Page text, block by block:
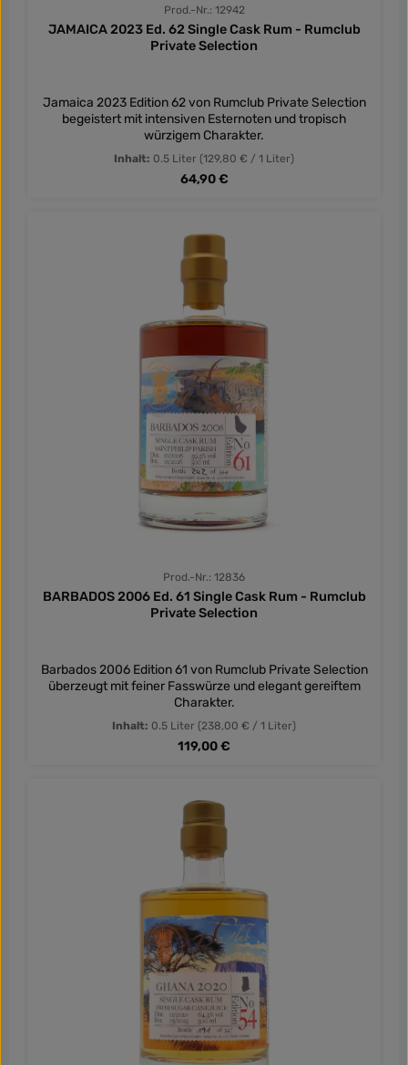
Prod.-Nr.: 12942
JAMAICA 2023 Ed. 62 Single Cask Rum - Rumclub
Private Selection
Jamaica 2023 Edition 62 von Rumclub Private Selection
begeistert mit intensiven Esternoten und tropisch
würzigem Charakter.
Inhalt: 0.5 Liter (129,80 € / 1 Liter)
Regulärer Preis:
64,90 €
Prod.-Nr.: 12836
BARBADOS 2006 Ed. 61 Single Cask Rum - Rumclub
Private Selection
Barbados 2006 Edition 61 von Rumclub Private Selection
überzeugt mit feiner Fasswürze und elegant gereiftem
Charakter.
Inhalt: 0.5 Liter (238,00 € / 1 Liter)
Regulärer Preis:
119,00 €